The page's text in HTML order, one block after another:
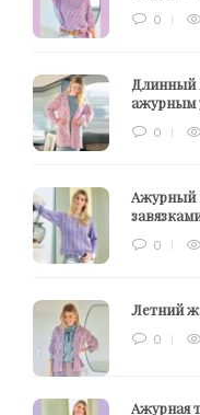
0
Длинный
ажурным
0
Ажурный
0
Летний
0
Ажурная